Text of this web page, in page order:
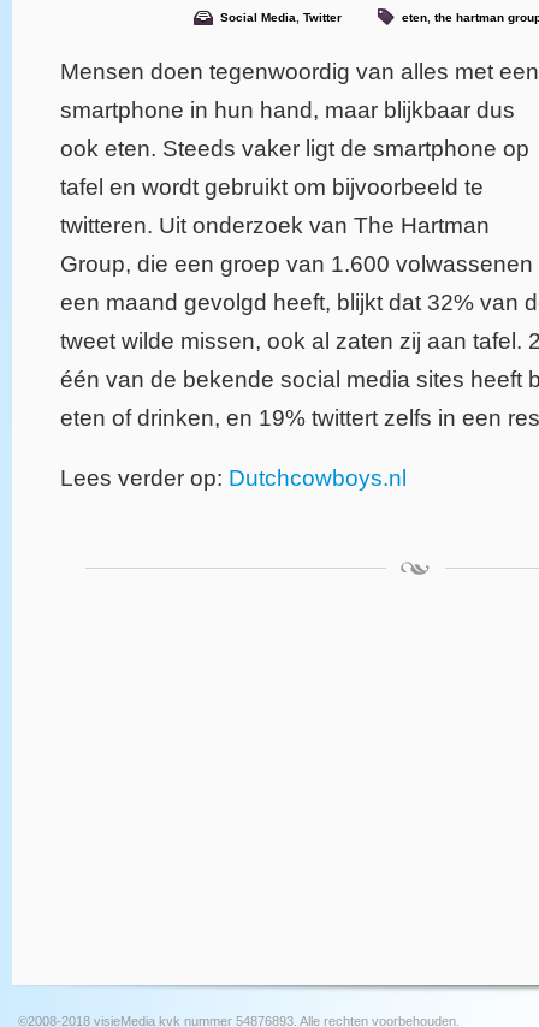
Social Media Twitter eten the hartman
Mensen doen tegenwoordig van alles met een
smartphone in hun hand, maar blijkbaar dus
ook eten. Steeds vaker ligt de smartphone op
tafel en wordt gebruikt om bijvoorbeeld te
twitteren. Uit onderzoek van The Hartman
Group, die een groep van 1.600 volwassenen
een maand gevolgd heeft, blijkt dat 32% van
tweet wilde missen, ook al zaten zij aan tafel.
één van de bekende social media sites heeft
eten of drinken, en 19% twittert zelfs in een
Lees verder op: Dutchcowboys.nl
©2008-2018 visieMedia kvk nummer 54876893. Alle rechten voorbehouden.